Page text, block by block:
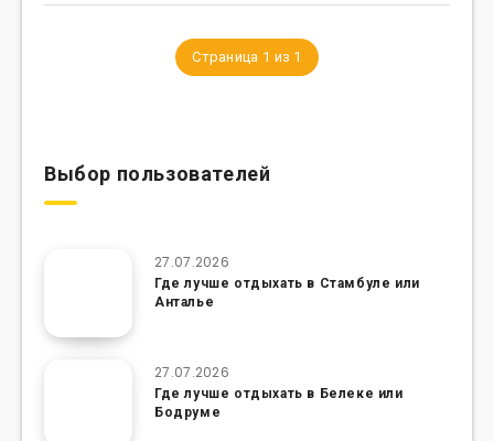
Страница 1 из 1
Выбор пользователей
27.07.2026
Где лучше отдыхать в Стамбуле или
Анталье
27.07.2026
Где лучше отдыхать в Белеке или
Бодруме